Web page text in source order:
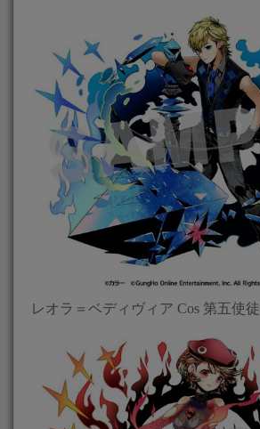
レオラ＝ベディヴィア Cos 第五使徒